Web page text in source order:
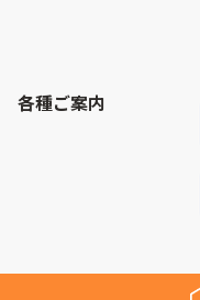
各種ご案内